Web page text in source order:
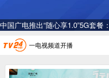
中国广电推出“随心享1.0”5G套餐
AI赋能微短剧产业“沪8条”发
一电视频道开播
“纵深推进”系统性变革，广